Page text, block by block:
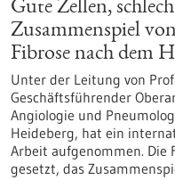
Gute Zellen,
Zusammenspiel
Fibrose nach dem
Unter der Leitung von
Geschäftsführender
Angiologie und
Heideberg, hat ein
Arbeit aufgenommen. Die
gesetzt, das